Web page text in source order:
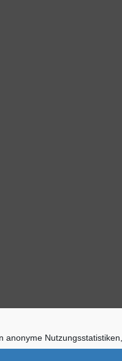
anonyme